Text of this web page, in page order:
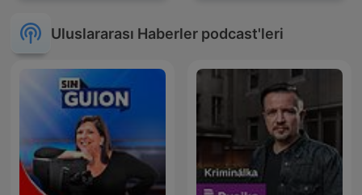
Uluslararası Haberler podcast'leri